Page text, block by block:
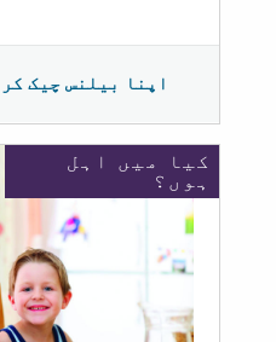
اپنا بیلنس چیک
کیا میں اہل
ہوں؟